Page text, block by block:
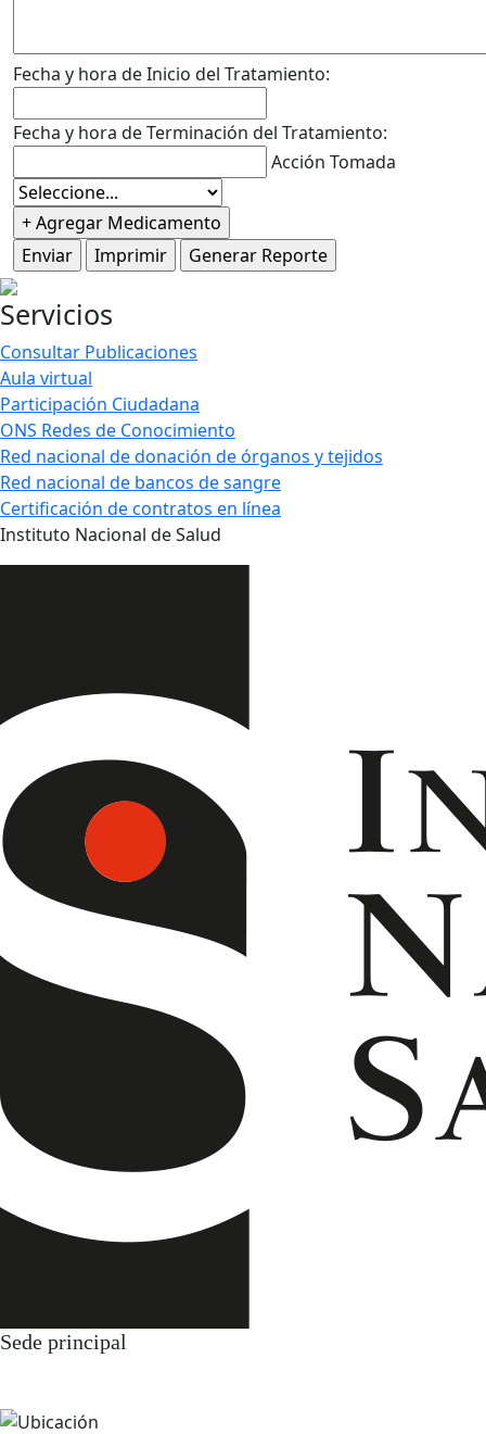
Fecha y hora de Inicio del Tratamiento:
Fecha y hora de Terminación del Tratamiento:
Acción Tomada
Servicios
Consultar Publicaciones
Aula virtual
Participación Ciudadana
ONS Redes de Conocimiento
Red nacional de donación de órganos y tejidos
Red nacional de bancos de sangre
Certificación de contratos en línea
Instituto Nacional de Salud
Sede principal